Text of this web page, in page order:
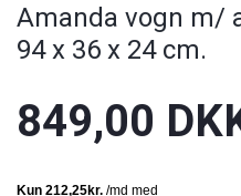
Amanda vogn m/
94 x 36 x 24 cm.
849,00